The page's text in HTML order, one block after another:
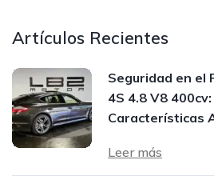
Artículos Recientes
Seguridad en el
4S 4.8 V8
Características
Leer más